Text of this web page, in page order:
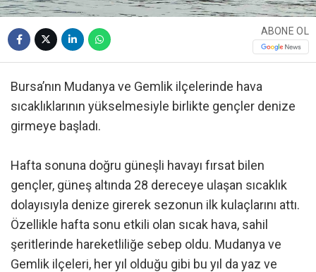
ABONE OL
Bursa’nın Mudanya ve Gemlik ilçelerinde hava
sıcaklıklarının yükselmesiyle birlikte gençler denize
girmeye başladı.
Hafta sonuna doğru güneşli havayı fırsat bilen
gençler, güneş altında 28 dereceye ulaşan sıcaklık
dolayısıyla denize girerek sezonun ilk kulaçlarını attı.
Özellikle hafta sonu etkili olan sıcak hava, sahil
şeritlerinde hareketliliğe sebep oldu. Mudanya ve
Gemlik ilçeleri, her yıl olduğu gibi bu yıl da yaz ve